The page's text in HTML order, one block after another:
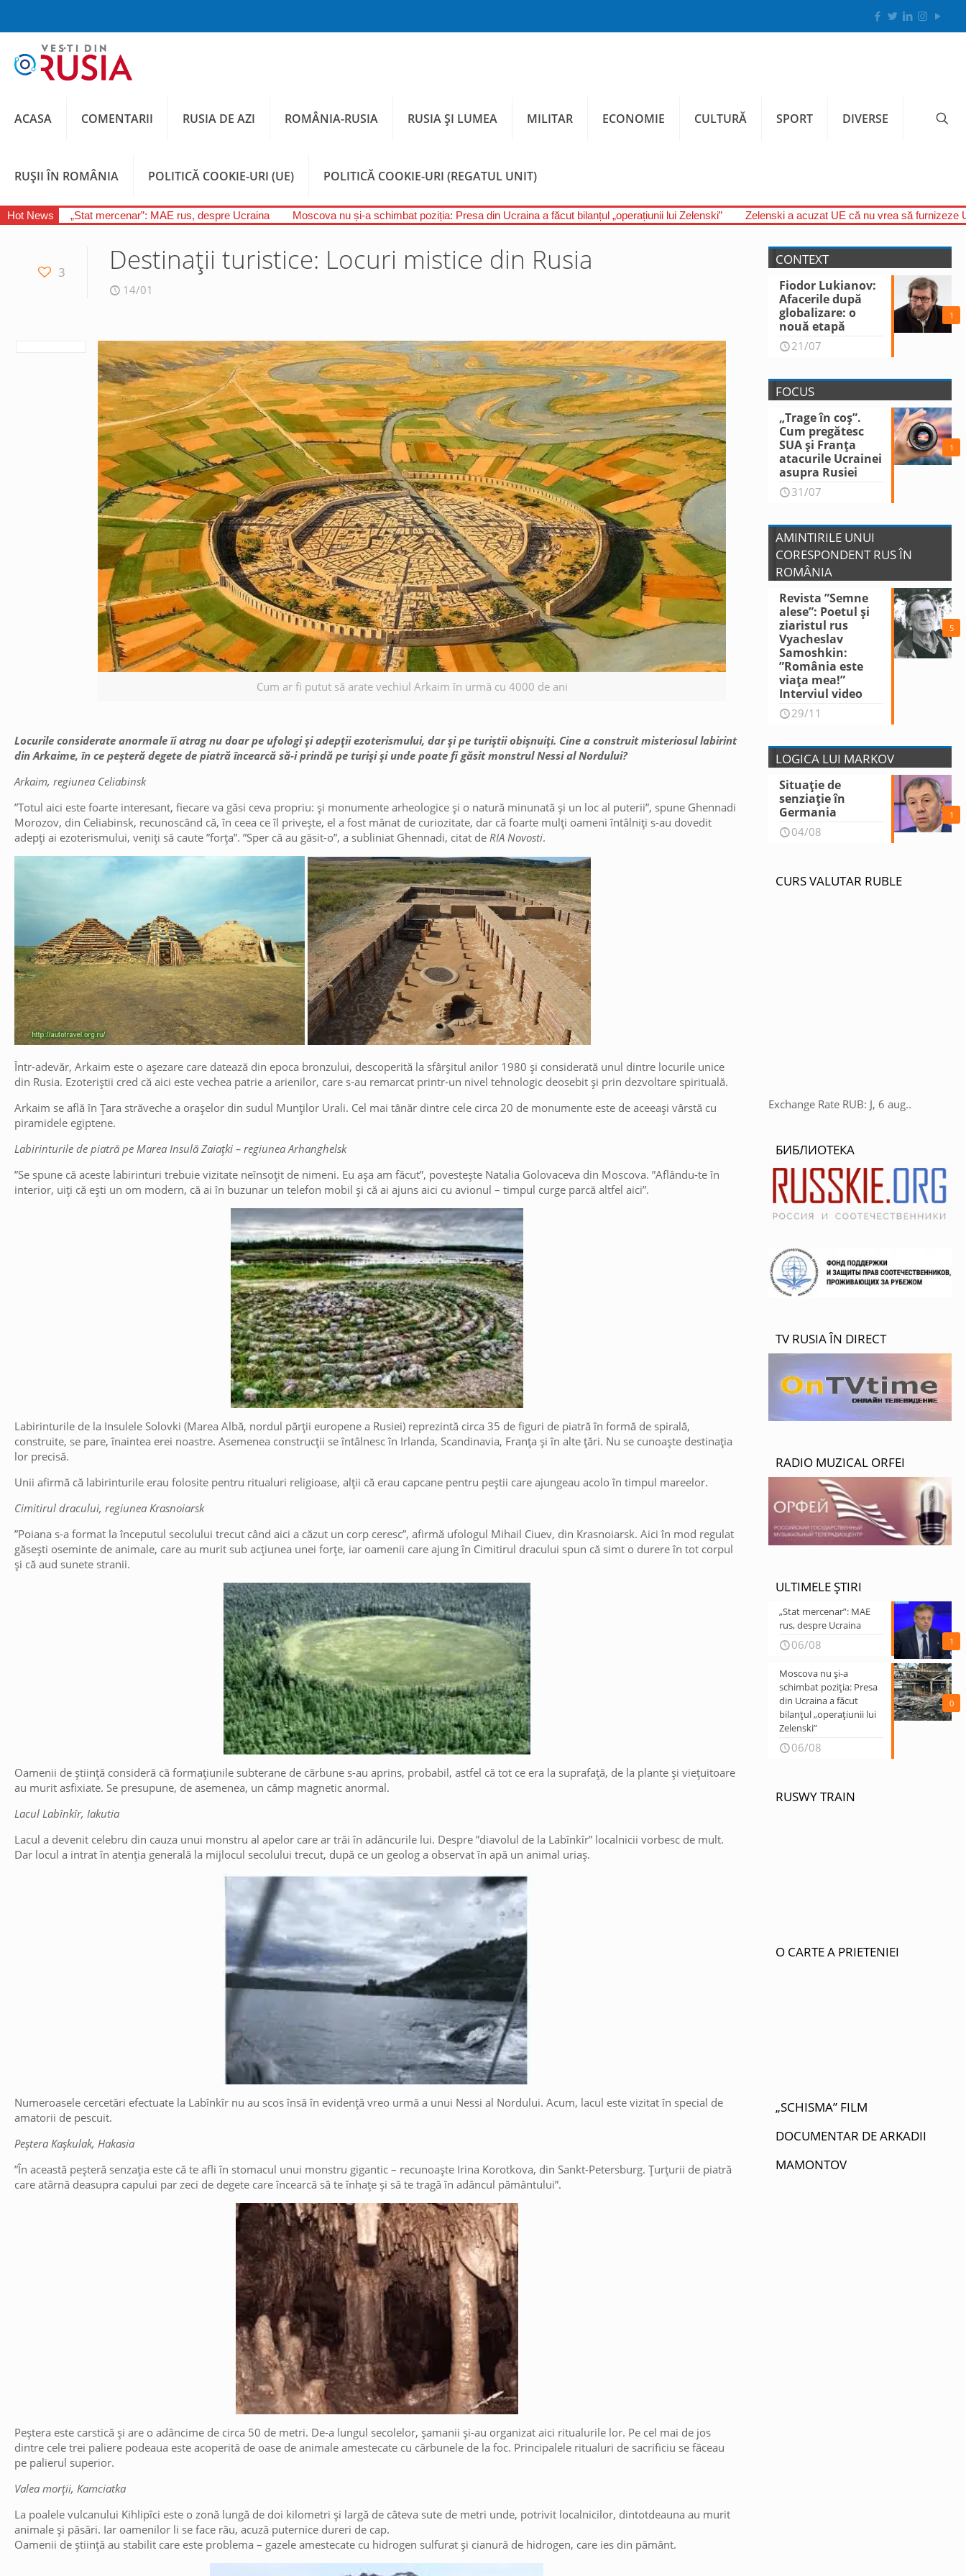
ACASA COMENTARII RUSIA DE AZI ROMÂNIA-RUSIA RUSIA ȘI LUMEA MILITAR ECONOMIE CULTURĂ SPORT DIVERSE
RUȘII ÎN ROMÂNIA POLITICĂ COOKIE-URI (UE) POLITICĂ COOKIE-URI (REGATUL UNIT)
Hot News „Stat mercenar”: MAE rus, despre Ucraina Moscova nu și-a schimbat poziția: Presa din Ucraina a făcut bilanțul „operațiunii lui Zelenski” Zelenski a acuzat UE că nu vrea să furnizeze
3 Destinații turistice: Locuri mistice din Rusia
14/01
Cum ar fi putut să arate vechiul Arkaim în urmă cu 4000 de ani
Locurile considerate anormale îi atrag nu doar pe ufologi și adepții ezoterismului, dar și pe turiștii obișnuiți. Cine a construit misteriosul labirint
din Arkaime, în ce peșteră degete de piatră încearcă să-i prindă pe turiși și unde poate fi găsit monstrul Nessi al Nordului?
Arkaim, regiunea Celiabinsk
”Totul aici este foarte interesant, fiecare va găsi ceva propriu: și monumente arheologice și o natură minunată și un loc al puterii”, spune Ghennadi
Morozov, din Celiabinsk, recunoscând că, în ceea ce îl privește, el a fost mânat de curiozitate, dar că foarte mulți oameni întâlniți s-au dovedit
adepți ai ezoterismului, veniți să caute ”forța”. ”Sper că au găsit-o”, a subliniat Ghennadi, citat de RIA Novosti.
Într-adevăr, Arkaim este o așezare care datează din epoca bronzului, descoperită la sfârșitul anilor 1980 și considerată unul dintre locurile unice
din Rusia. Ezoteriștii cred că aici este vechea patrie a arienilor, care s-au remarcat printr-un nivel tehnologic deosebit și prin dezvoltare spirituală.
Arkaim se află în Țara străveche a orașelor din sudul Munților Urali. Cel mai tânăr dintre cele circa 20 de monumente este de aceeași vârstă cu
piramidele egiptene.
Labirinturile de piatră pe Marea Insulă Zaiațki – regiunea Arhanghelsk
”Se spune că aceste labirinturi trebuie vizitate neînsoțit de nimeni. Eu așa am făcut”, povestește Natalia Golovaceva din Moscova. ”Aflându-te în
interior, uiți că ești un om modern, că ai în buzunar un telefon mobil și că ai ajuns aici cu avionul – timpul curge parcă altfel aici”.
Labirinturile de la Insulele Solovki (Marea Albă, nordul părții europene a Rusiei) reprezintă circa 35 de figuri de piatră în formă de spirală,
construite, se pare, înaintea erei noastre. Asemenea construcții se întâlnesc în Irlanda, Scandinavia, Franța și în alte țări. Nu se cunoaște destinația
lor precisă.
Unii afirmă că labirinturile erau folosite pentru ritualuri religioase, alții că erau capcane pentru peștii care ajungeau acolo în timpul mareelor.
Cimitirul dracului, regiunea Krasnoiarsk
”Poiana s-a format la începutul secolului trecut când aici a căzut un corp ceresc”, afirmă ufologul Mihail Ciuev, din Krasnoiarsk. Aici în mod regulat
găsești oseminte de animale, care au murit sub acțiunea unei forțe, iar oamenii care ajung în Cimitirul dracului spun că simt o durere în tot corpul
și că aud sunete stranii.
Oamenii de știință consideră că formațiunile subterane de cărbune s-au aprins, probabil, astfel că tot ce era la suprafață, de la plante și viețuitoare
au murit asfixiate. Se presupune, de asemenea, un câmp magnetic anormal.
Lacul Labînkîr, Iakutia
Lacul a devenit celebru din cauza unui monstru al apelor care ar trăi în adâncurile lui. Despre ”diavolul de la Labînkîr” localnicii vorbesc de mult.
Dar locul a intrat în atenția generală la mijlocul secolului trecut, după ce un geolog a observat în apă un animal uriaș.
Numeroasele cercetări efectuate la Labînkîr nu au scos însă în evidență vreo urmă a unui Nessi al Nordului. Acum, lacul este vizitat în special de
amatorii de pescuit.
Peștera Kașkulak, Hakasia
”În această peșteră senzația este că te afli în stomacul unui monstru gigantic – recunoaște Irina Korotkova, din Sankt-Petersburg. Țurțurii de piatră
care atârnă deasupra capului par zeci de degete care încearcă să te înhațe și să te tragă în adâncul pământului”.
Peștera este carstică și are o adâncime de circa 50 de metri. De-a lungul secolelor, șamanii și-au organizat aici ritualurile lor. Pe cel mai de jos
dintre cele trei paliere podeaua este acoperită de oase de animale amestecate cu cărbunele de la foc. Principalele ritualuri de sacrificiu se făceau
pe palierul superior.
Valea morții, Kamciatka
La poalele vulcanului Kihlipîci este o zonă lungă de doi kilometri și largă de câteva sute de metri unde, potrivit localnicilor, dintotdeauna au murit
animale și păsări. Iar oamenilor li se face rău, acuză puternice dureri de cap.
Oamenii de știință au stabilit care este problema – gazele amestecate cu hidrogen sulfurat și cianură de hidrogen, care ies din pământ.
CONTEXT
1
Fiodor Lukianov:
Afacerile după
globalizare: o
nouă etapă
21/07
FOCUS
1
„Trage în coș”.
Cum pregătesc
SUA și Franța
atacurile Ucrainei
asupra Rusiei
31/07
AMINTIRILE UNUI
CORESPONDENT RUS ÎN
ROMÂNIA
5
Revista ”Semne
alese”: Poetul și
ziaristul rus
Vyacheslav
Samoshkin:
”România este
viața mea!”
Interviul video
29/11
LOGICA LUI MARKOV
1
Situație de
senziație în
Germania
04/08
CURS VALUTAR RUBLE
Exchange Rate RUB: J, 6 aug..
БИБЛИОТЕКА
TV RUSIA ÎN DIRECT
RADIO MUZICAL ORFEI
ULTIMELE ȘTIRI
1
„Stat mercenar”: MAE
rus, despre Ucraina
06/08
0
Moscova nu și-a
schimbat poziția: Presa
din Ucraina a făcut
bilanțul „operațiunii lui
Zelenski”
06/08
RUSWY TRAIN
O CARTE A PRIETENIEI
„SCHISMA” FILM
DOCUMENTAR DE ARKADII
MAMONTOV